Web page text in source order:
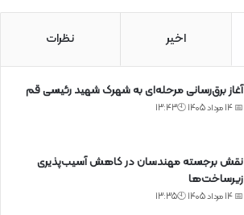
اخیر نظرات
آغاز برق‌رسانی مرحله‌ای به شهرک شهید رئیسی قم
📅 14 مرداد 1405 🕙13:43
نقش برجسته مهندسان در کاهش آسیب‌پذیری
زیرساخت‌ها
📅 14 مرداد 1405 🕙13:35